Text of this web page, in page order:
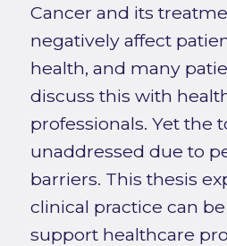
Cancer and its
negatively affect
health, and many
discuss this with
professionals. Yet the
unaddressed due to
barriers. This thesis
clinical practice can
support healthcare